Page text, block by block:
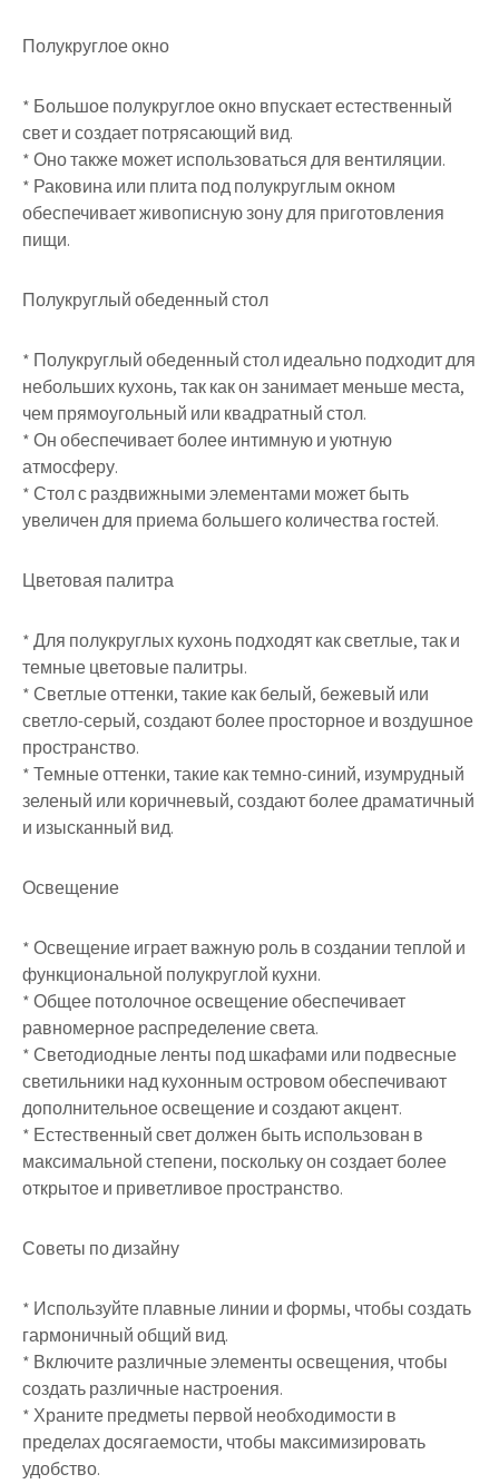
Полукруглое окно
* Большое полукруглое окно впускает естественный
свет и создает потрясающий вид.
* Оно также может использоваться для вентиляции.
* Раковина или плита под полукруглым окном
обеспечивает живописную зону для приготовления
пищи.
Полукруглый обеденный стол
* Полукруглый обеденный стол идеально подходит для
небольших кухонь, так как он занимает меньше места,
чем прямоугольный или квадратный стол.
* Он обеспечивает более интимную и уютную
атмосферу.
* Стол с раздвижными элементами может быть
увеличен для приема большего количества гостей.
Цветовая палитра
* Для полукруглых кухонь подходят как светлые, так и
темные цветовые палитры.
* Светлые оттенки, такие как белый, бежевый или
светло-серый, создают более просторное и воздушное
пространство.
* Темные оттенки, такие как темно-синий, изумрудный
зеленый или коричневый, создают более драматичный
и изысканный вид.
Освещение
* Освещение играет важную роль в создании теплой и
функциональной полукруглой кухни.
* Общее потолочное освещение обеспечивает
равномерное распределение света.
* Светодиодные ленты под шкафами или подвесные
светильники над кухонным островом обеспечивают
дополнительное освещение и создают акцент.
* Естественный свет должен быть использован в
максимальной степени, поскольку он создает более
открытое и приветливое пространство.
Советы по дизайну
* Используйте плавные линии и формы, чтобы создать
гармоничный общий вид.
* Включите различные элементы освещения, чтобы
создать различные настроения.
* Храните предметы первой необходимости в
пределах досягаемости, чтобы максимизировать
удобство.